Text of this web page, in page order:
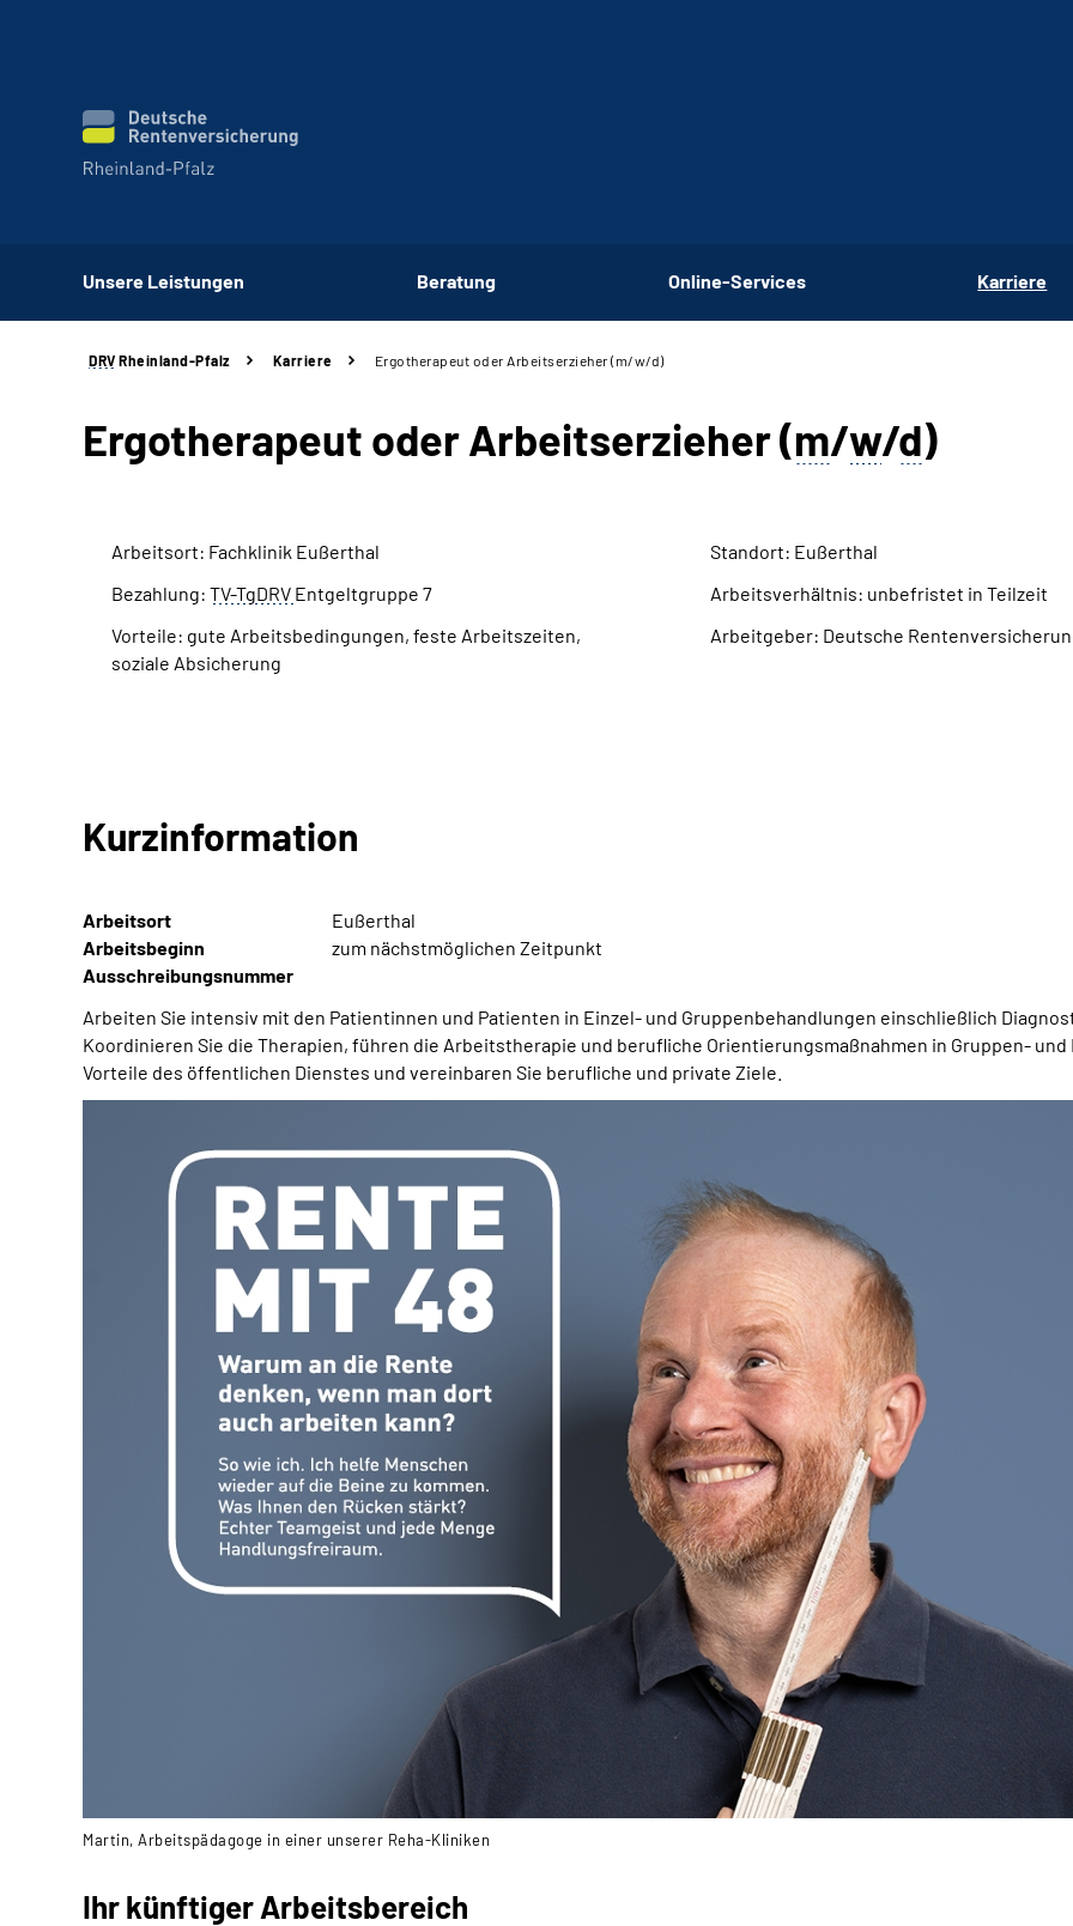
Unsere Leistungen Beratung Online-Services Karriere
DRV Rheinland-Pfalz Karriere Ergotherapeut oder Arbeitserzieher (m/w/d)
Ergotherapeut oder Arbeitserzieher (m/w/d)
Arbeitsort: Fachklinik Eußerthal
Standort: Eußerthal
Bezahlung: TV-TgDRV Entgeltgruppe 7
Arbeitsverhältnis: unbefristet in Teilzeit
Vorteile: gute Arbeitsbedingungen, feste Arbeitszeiten,
soziale Absicherung
Arbeitgeber: Deutsche
Kurzinformation
Arbeitsort
Eußerthal
Arbeitsbeginn
zum nächstmöglichen Zeitpunkt
Ausschreibungsnummer
Arbeiten Sie intensiv mit den Patientinnen und Patienten in Einzel- und Gruppenbehandlungen einschließlich
Koordinieren Sie die Therapien, führen die Arbeitstherapie und berufliche Orientierungsmaßnahmen in Gruppen-
Vorteile des öffentlichen Dienstes und vereinbaren Sie berufliche und private Ziele.
Martin, Arbeitspädagoge in einer unserer Reha-Kliniken
Ihr künftiger Arbeitsbereich